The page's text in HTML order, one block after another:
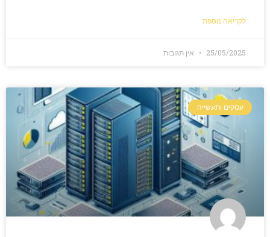
לקריאה נוספת
25/05/2025 אין תגובות
עסקים ותעשייה